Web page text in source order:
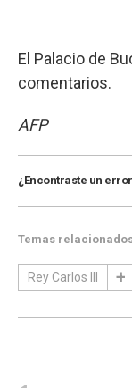
El Palacio de
comentarios.
AFP
¿Encontraste un
Temas
Rey Carlos III